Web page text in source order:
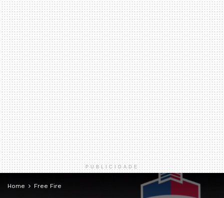
PUBLICIDADE
Home Free Fire